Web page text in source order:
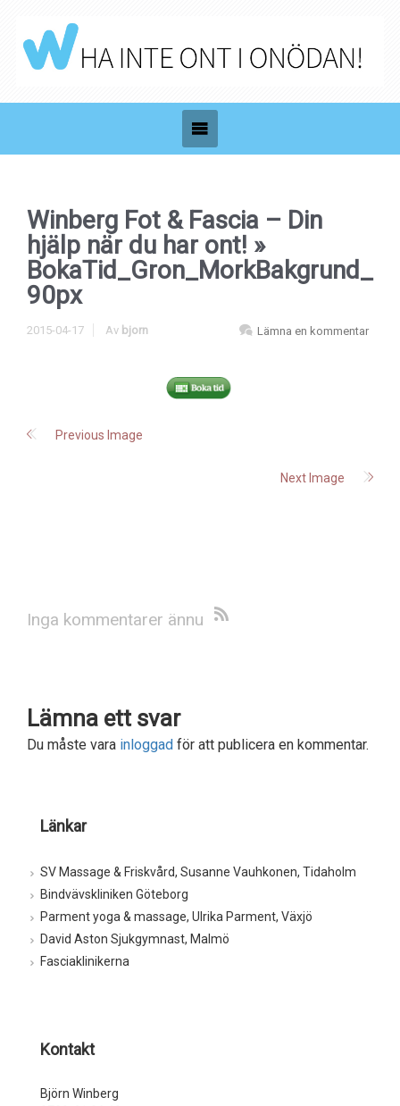
Länkar
SV Massage & Friskvård, Susanne Vauhkonen, Tidaholm
Bindvävskliniken Göteborg
Parment yoga & massage, Ulrika Parment, Växjö
David Aston Sjukgymnast, Malmö
Fasciaklinikerna
Kontakt
Björn Winberg
Winberg Fot & Fascia – Din
hjälp när du har ont! »
BokaTid_Gron_MorkBakgrund_
90px
2015-04-17 Lämna en kommentar
Av bjorn
Previous Image
Next Image
Inga kommentarer ännu
Lämna ett svar
Du måste vara inloggad för att publicera en kommentar.